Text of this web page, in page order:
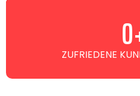
ZUFRIEDENE 0